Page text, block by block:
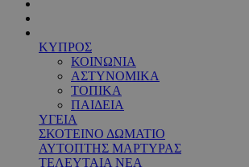
ΚΥΠΡΟΣ
ΚΟΙΝΩΝΙΑ
ΑΣΤΥΝΟΜΙΚΑ
ΤΟΠΙΚΑ
ΠΑΙΔΕΙΑ
ΥΓΕΙΑ
ΣΚΟΤΕΙΝΟ ΔΩΜΑΤΙΟ
ΑΥΤΟΠΤΗΣ ΜΑΡΤΥΡΑΣ
ΤΕΛΕΥΤΑΙΑ ΝΕΑ